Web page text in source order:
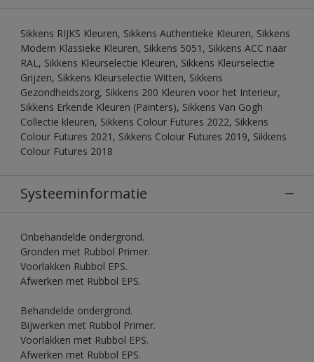
Sikkens RIJKS Kleuren, Sikkens Authentieke Kleuren, Sikkens
Modern Klassieke Kleuren, Sikkens 5051, Sikkens ACC naar
RAL, Sikkens Kleurselectie Kleuren, Sikkens Kleurselectie
Grijzen, Sikkens Kleurselectie Witten, Sikkens
Gezondheidszorg, Sikkens 200 Kleuren voor het Interieur,
Sikkens Erkende Kleuren (Painters), Sikkens Van Gogh
Collectie kleuren, Sikkens Colour Futures 2022, Sikkens
Colour Futures 2021, Sikkens Colour Futures 2019, Sikkens
Colour Futures 2018
Systeeminformatie
Onbehandelde ondergrond.
Gronden met Rubbol Primer.
Voorlakken Rubbol EPS.
Afwerken met Rubbol EPS.
Behandelde ondergrond.
Bijwerken met Rubbol Primer.
Voorlakken met Rubbol EPS.
Afwerken met Rubbol EPS.